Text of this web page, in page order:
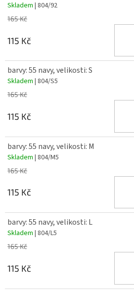
Skladem | 804/92
165 Kč
115 Kč
barvy: 55 navy, velikosti: S
Skladem | 804/S5
165 Kč
115 Kč
barvy: 55 navy, velikosti: M
Skladem | 804/M5
165 Kč
115 Kč
barvy: 55 navy, velikosti: L
Skladem | 804/L5
165 Kč
115 Kč